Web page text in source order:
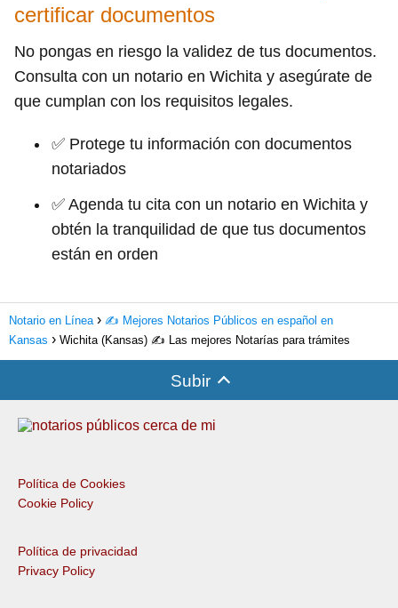
certificar documentos
No pongas en riesgo la validez de tus documentos.
Consulta con un notario en Wichita y asegúrate de
que cumplan con los requisitos legales.
✅ Protege tu información con documentos
notariados
✅ Agenda tu cita con un notario en Wichita y
obtén la tranquilidad de que tus documentos
están en orden
Notario en Línea
✍️ Mejores Notarios Públicos en español en
Kansas
Wichita (Kansas) ✍️ Las mejores Notarías para trámites
Subir
Política de Cookies
Cookie Policy
Política de privacidad
Privacy Policy